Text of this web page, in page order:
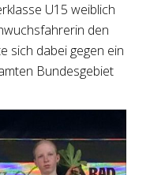
U15 weiblich
den
sich dabei gegen ein
Bundesgebiet